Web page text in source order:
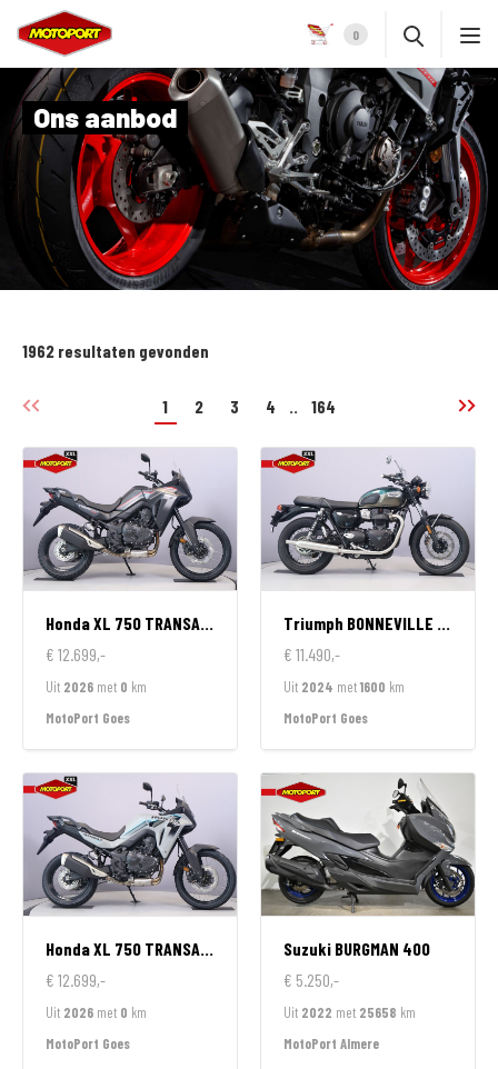
0
Ons aanbod
1962 resultaten gevonden
1 2 3 4 .. 164
HondaXL 750 TRANSALP
€ 12.699,-
Uit 2026 met 0 km
MotoPort Goes
Triumph BONNEVILLE T100
€ 11.490,-
Uit 2024 met1600 km
MotoPort Goes
HondaXL 750 TRANSALP
€ 12.699,-
Uit 2026 met 0 km
MotoPort Goes
Suzuki BURGMAN 400
€ 5.250,-
Uit 2022 met 25658 km
MotoPort Almere